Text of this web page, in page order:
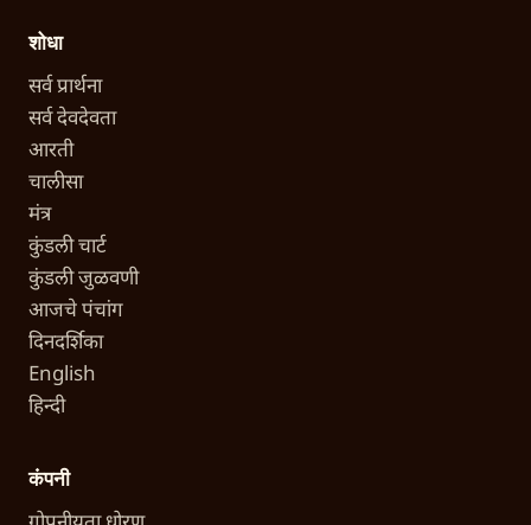
शोधा
सर्व प्रार्थना
सर्व देवदेवता
आरती
चालीसा
मंत्र
कुंडली चार्ट
कुंडली जुळवणी
आजचे पंचांग
दिनदर्शिका
English
हिन्दी
कंपनी